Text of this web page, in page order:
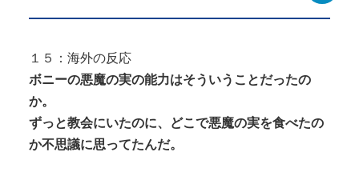
１５：海外の反応
ボニーの悪魔の実の能力はそういうことだったの
か。
ずっと教会にいたのに、どこで悪魔の実を食べたの
か不思議に思ってたんだ。